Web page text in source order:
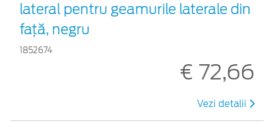
lateral pentru geamurile laterale din
faţă, negru
1852674
€ 72,66
Vezi detalii